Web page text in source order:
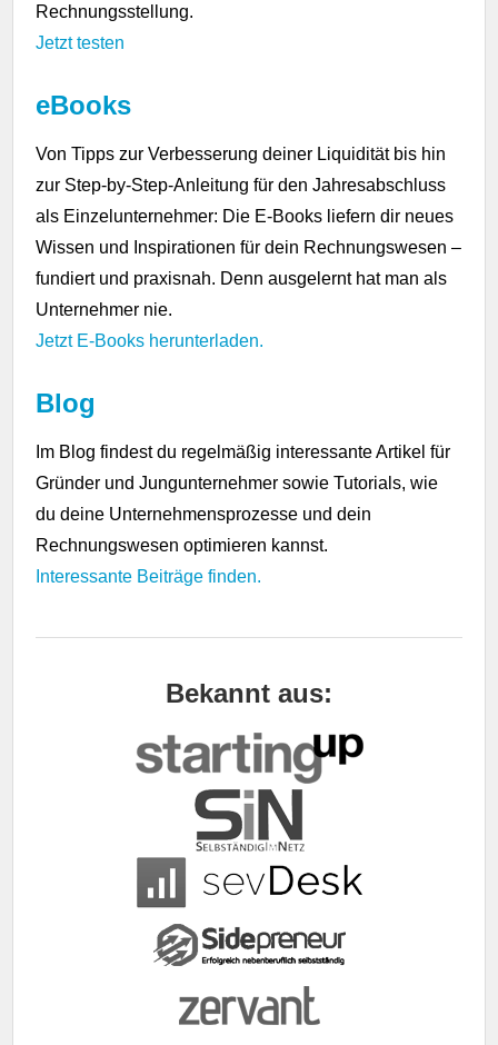
Rechnungsstellung.
Jetzt testen
eBooks
Von Tipps zur Verbesserung deiner Liquidität bis hin
zur Step-by-Step-Anleitung für den Jahresabschluss
als Einzelunternehmer: Die E-Books liefern dir neues
Wissen und Inspirationen für dein Rechnungswesen –
fundiert und praxisnah. Denn ausgelernt hat man als
Unternehmer nie.
Jetzt E-Books herunterladen.
Blog
Im Blog findest du regelmäßig interessante Artikel für
Gründer und Jungunternehmer sowie Tutorials, wie
du deine Unternehmensprozesse und dein
Rechnungswesen optimieren kannst.
Interessante Beiträge finden.
Bekannt aus: